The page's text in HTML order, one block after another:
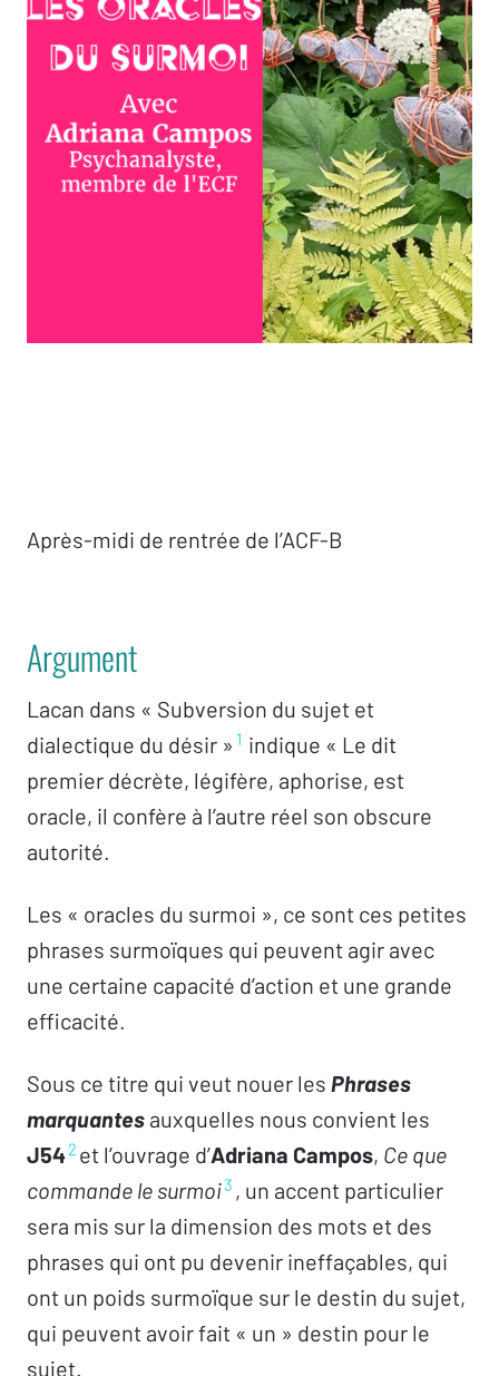
Après-midi de rentrée de l’ACF-B
Argument
Lacan dans « Subversion du sujet et
dialectique du désir » 1 indique « Le dit
premier décrète, légifère, aphorise, est
oracle, il confère à l’autre réel son obscure
autorité.
Les « oracles du surmoi », ce sont ces petites
phrases surmoïques qui peuvent agir avec
une certaine capacité d’action et une grande
efficacité.
Sous ce titre qui veut nouer les Phrases
marquantes auxquelles nous convient les
J542 et l’ouvrage d’Adriana Campos, Ce que
commande le surmoi3 , un accent particulier
sera mis sur la dimension des mots et des
phrases qui ont pu devenir ineffaçables, qui
ont un poids surmoïque sur le destin du sujet,
qui peuvent avoir fait « un » destin pour le
sujet.